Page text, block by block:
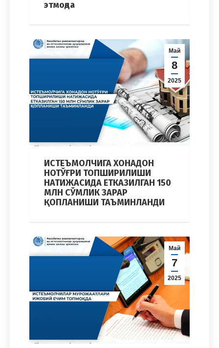
этмоқда
Май
8
2025
ИСТЕЪМОЛЧИГА ХОНАДОН
НОТЎҒРИ ТОПШИРИЛИШИ
НАТИЖАСИДА ЕТКАЗИЛГАН 150
МЛН СЎМЛИК ЗАРАР
ҚОПЛАНИШИ ТАЪМИНЛАНДИ
Май
7
2025